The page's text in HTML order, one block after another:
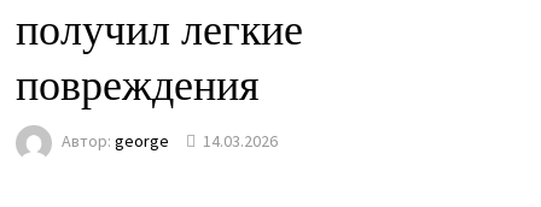
получил легкие
повреждения
Автор: george 14.03.2026